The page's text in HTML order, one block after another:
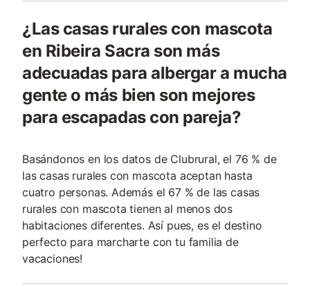
¿Las casas rurales con mascota
en Ribeira Sacra son más
adecuadas para albergar a mucha
gente o más bien son mejores
para escapadas con pareja?
Basándonos en los datos de Clubrural, el 76 % de
las casas rurales con mascota aceptan hasta
cuatro personas. Además el 67 % de las casas
rurales con mascota tienen al menos dos
habitaciones diferentes. Así pues, es el destino
perfecto para marcharte con tu familia de
vacaciones!